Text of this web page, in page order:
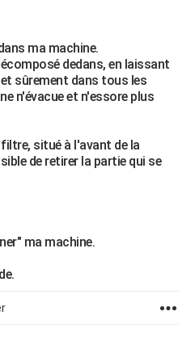
ma machine.
dedans, en laissant
sûrement dans tous les
n'évacue et n'essore plus
situé à l'avant de la
de retirer la partie qui se
ma machine.